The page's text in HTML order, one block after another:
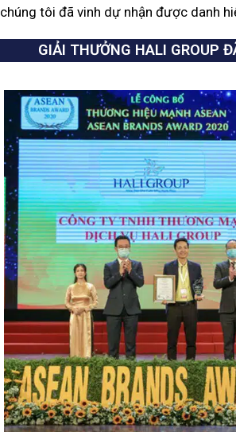
chúng tôi đã vinh dự nhận được danh
GIẢI THƯỞNG HALI GROUP